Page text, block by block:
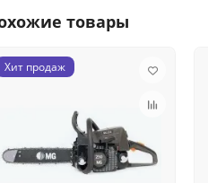
товары
Хит продаж